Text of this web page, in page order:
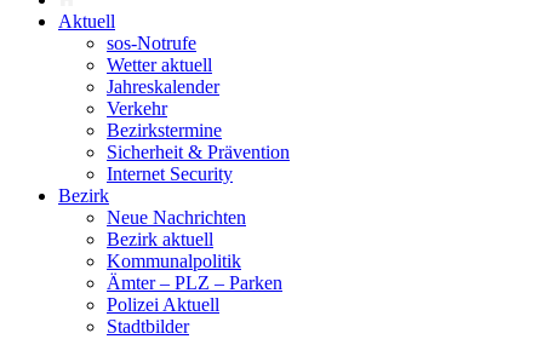
Aktuell
sos-Notrufe
Wetter aktuell
Jahreskalender
Verkehr
Bezirkstermine
Sicherheit & Prävention
Internet Security
Bezirk
Neue Nachrichten
Bezirk aktuell
Kommunalpolitik
Ämter – PLZ – Parken
Polizei Aktuell
Stadtbilder